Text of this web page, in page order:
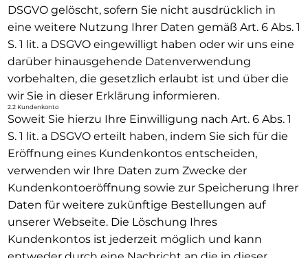
DSGVO gelöscht, sofern Sie nicht ausdrücklich in
eine weitere Nutzung Ihrer Daten gemäß Art. 6 Abs. 1
S. 1 lit. a DSGVO eingewilligt haben oder wir uns eine
darüber hinausgehende Datenverwendung
vorbehalten, die gesetzlich erlaubt ist und über die
wir Sie in dieser Erklärung informieren.
2.2 Kundenkonto
Soweit Sie hierzu Ihre Einwilligung nach Art. 6 Abs. 1
S. 1 lit. a DSGVO erteilt haben, indem Sie sich für die
Eröffnung eines Kundenkontos entscheiden,
verwenden wir Ihre Daten zum Zwecke der
Kundenkontoeröffnung sowie zur Speicherung Ihrer
Daten für weitere zukünftige Bestellungen auf
unserer Webseite. Die Löschung Ihres
Kundenkontos ist jederzeit möglich und kann